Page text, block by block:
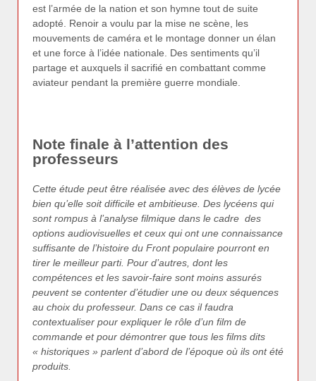
est l’armée de la nation et son hymne tout de suite
adopté. Renoir a voulu par la mise ne scène, les
mouvements de caméra et le montage donner un élan
et une force à l’idée nationale. Des sentiments qu’il
partage et auxquels il sacrifié en combattant comme
aviateur pendant la première guerre mondiale.
Note finale à l’attention des
professeurs
Cette étude peut être réalisée avec des élèves de lycée
bien qu’elle soit difficile et ambitieuse. Des lycéens qui
sont rompus à l’analyse filmique dans le cadre des
options audiovisuelles et ceux qui ont une connaissance
suffisante de l’histoire du Front populaire pourront en
tirer le meilleur parti. Pour d’autres, dont les
compétences et les savoir-faire sont moins assurés
peuvent se contenter d’étudier une ou deux séquences
au choix du professeur. Dans ce cas il faudra
contextualiser pour expliquer le rôle d’un film de
commande et pour démontrer que tous les films dits
« historiques » parlent d’abord de l’époque où ils ont été
produits.